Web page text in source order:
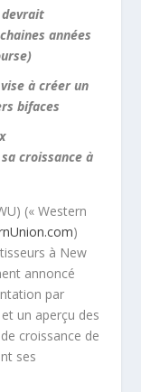
devrait
années
à créer un
bifaces
croissance à
(« Western
)
à New
annoncé
par
un aperçu des
croissance de
ses